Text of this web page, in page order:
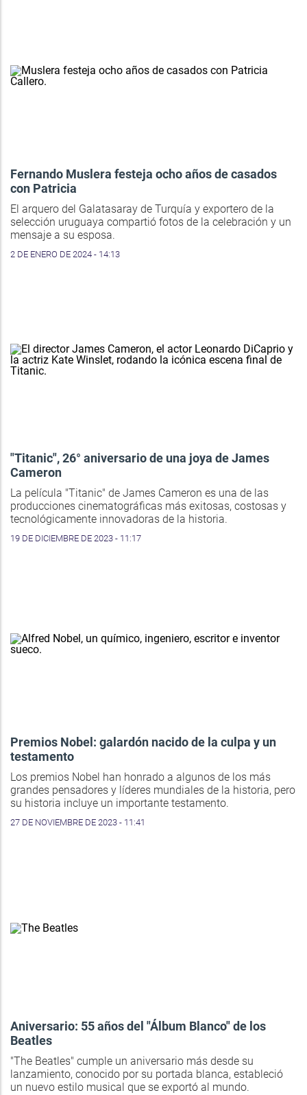
Fernando Muslera festeja ocho años de casados
con Patricia
El arquero del Galatasaray de Turquía y exportero de la
selección uruguaya compartió fotos de la celebración y un
mensaje a su esposa.
2 DE ENERO DE 2024 - 14:13
"Titanic", 26° aniversario de una joya de James
Cameron
La película "Titanic" de James Cameron es una de las
producciones cinematográficas más exitosas, costosas y
tecnológicamente innovadoras de la historia.
19 DE DICIEMBRE DE 2023 - 11:17
Premios Nobel: galardón nacido de la culpa y un
testamento
Los premios Nobel han honrado a algunos de los más
grandes pensadores y líderes mundiales de la historia, pero
su historia incluye un importante testamento.
27 DE NOVIEMBRE DE 2023 - 11:41
Aniversario: 55 años del "Álbum Blanco" de los
Beatles
"The Beatles" cumple un aniversario más desde su
lanzamiento, conocido por su portada blanca, estableció
un nuevo estilo musical que se exportó al mundo.